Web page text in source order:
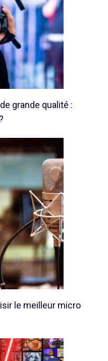
grande qualité :
le meilleur micro